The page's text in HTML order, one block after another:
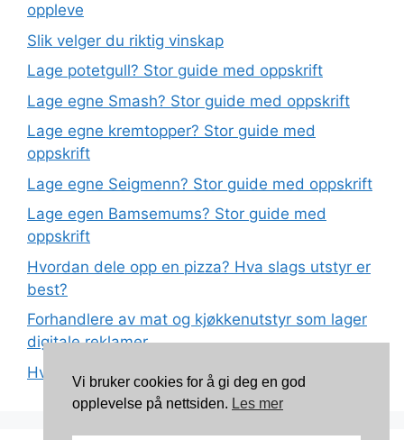
oppleve
Slik velger du riktig vinskap
Lage potetgull? Stor guide med oppskrift
Lage egne Smash? Stor guide med oppskrift
Lage egne kremtopper? Stor guide med
oppskrift
Lage egne Seigmenn? Stor guide med oppskrift
Lage egen Bamsemums? Stor guide med
oppskrift
Hvordan dele opp en pizza? Hva slags utstyr er
best?
Forhandlere av mat og kjøkkenutstyr som lager
digitale reklamer
Hva betyr det at plast har matkvalitet?
Vi bruker cookies for å gi deg en god
opplevelse på nettsiden. Les mer